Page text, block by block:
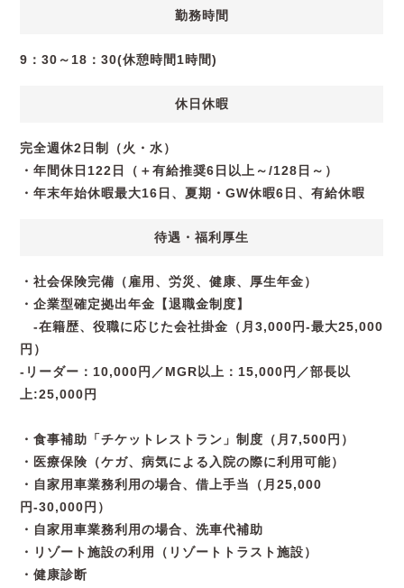
勤務時間
9：30～18：30(休憩時間1時間)
休日休暇
完全週休2日制（火・水）
・年間休日122日（＋有給推奨6日以上～/128日～）
・年末年始休暇最大16日、夏期・GW休暇6日、有給休暇
待遇・福利厚生
・社会保険完備（雇用、労災、健康、厚生年金）
・企業型確定拠出年金【退職金制度】
-在籍歴、役職に応じた会社掛金（月3,000円-最大25,000
円）
-リーダー：10,000円／MGR以上：15,000円／部長以
上:25,000円
・食事補助「チケットレストラン」制度（月7,500円）
・医療保険（ケガ、病気による入院の際に利用可能）
・自家用車業務利用の場合、借上手当（月25,000
円-30,000円）
・自家用車業務利用の場合、洗車代補助
・リゾート施設の利用（リゾートトラスト施設）
・健康診断